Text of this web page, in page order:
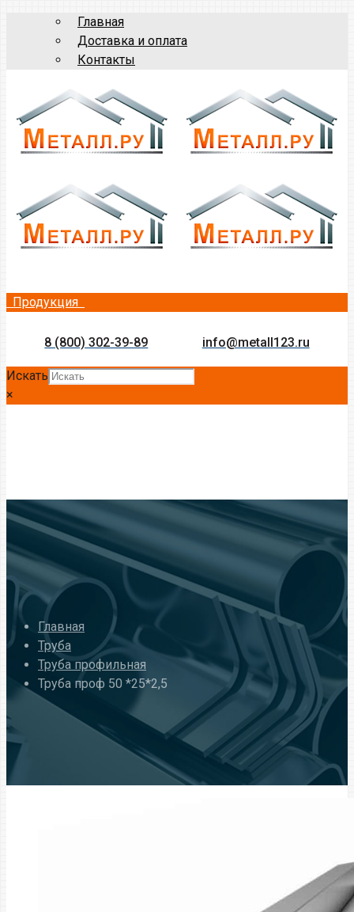
Главная
Доставка и оплата
Контакты
Продукция
8 (800) 302-39-89 info@metall123.ru
Искать
×
Главная
Труба
Труба профильная
Труба проф 50 *25*2,5